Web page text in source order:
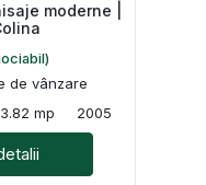
moderne |
de vânzare
mp 2005